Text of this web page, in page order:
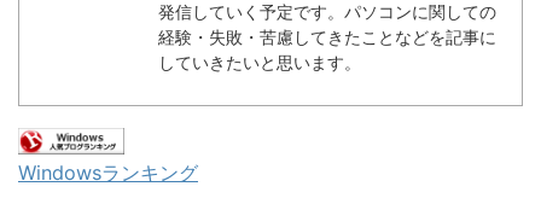
発信していく予定です。パソコンに関しての
経験・失敗・苦慮してきたことなどを記事に
していきたいと思います。
Windowsランキング